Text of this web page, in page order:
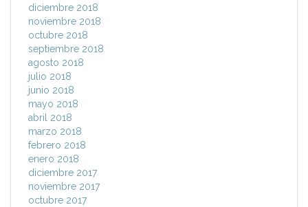
diciembre 2018
noviembre 2018
octubre 2018
septiembre 2018
agosto 2018
julio 2018
junio 2018
mayo 2018
abril 2018
marzo 2018
febrero 2018
enero 2018
diciembre 2017
noviembre 2017
octubre 2017